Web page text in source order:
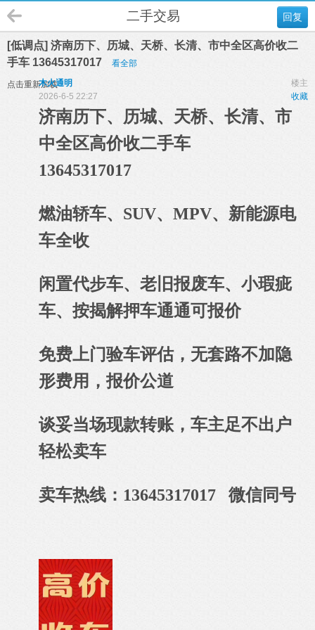
回复
二手交易
[低调点] 济南历下、历城、天桥、长清、市中全区高价收二
手车 13645317017
看全部
点击重新加载 楼主
木火通明
收藏
2026-6-5 22:27
济南历下、历城、天桥、长清、市
中全区高价收二手车
13645317017
燃油轿车、SUV、MPV、新能源电
车全收
闲置代步车、老旧报废车、小瑕疵
车、按揭解押车通通可报价
免费上门验车评估，无套路不加隐
形费用，报价公道
谈妥当场现款转账，车主足不出户
轻松卖车
卖车热线：13645317017 微信同号